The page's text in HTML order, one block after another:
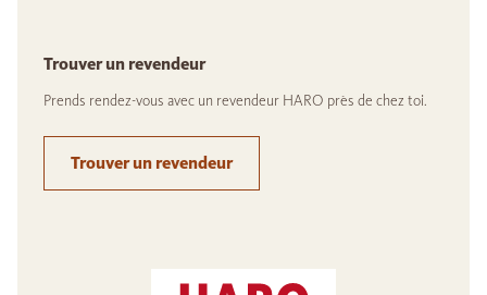
Trouver un revendeur
Prends rendez-vous avec un revendeur HARO près de chez toi.
Trouver un revendeur